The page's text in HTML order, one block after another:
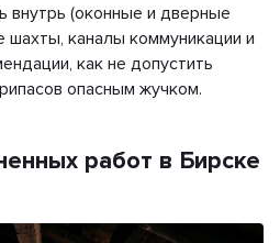
внутрь (оконные и дверные
каналы коммуникации и
как не допустить
опасным жучком.
работ в Бирске